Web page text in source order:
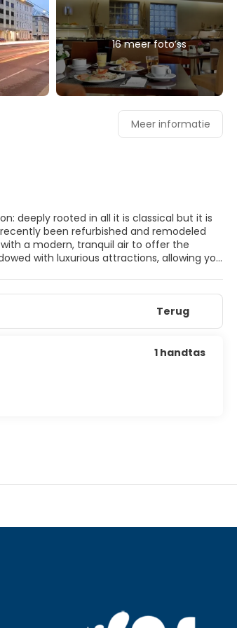
16 meer foto’ss
a modern, tranquil air to offer the
with luxurious attractions, allowing you
be deducted at the time of booking.
it cannot be reserved in advance.
Meer informatie
Terug
1 handtas